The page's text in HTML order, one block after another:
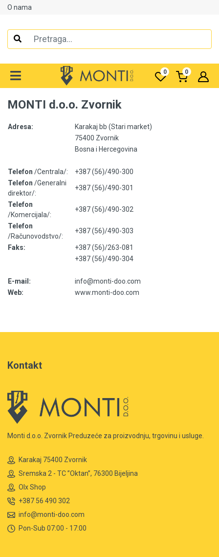
O nama
0 0
Alati
Grijanje i klimatizacija
Mjerno-regulaciona oprema
RASPRODAJA
Tehnička hemija i kućni program
Videonadzor
Vijčana roba
MONTI d.o.o. Zvornik
Adresa:
Karakaj bb (Stari market)
75400 Zvornik
Bosna i Hercegovina
Telefon /Centrala/:
+387 (56)/490-300
Telefon /Generalni
direktor/:
+387 (56)/490-301
Telefon
/Komercijala/:
+387 (56)/490-302
Telefon
/Računovodstvo/:
+387 (56)/490-303
Faks:
+387 (56)/263-081
+387 (56)/490-304
E-mail:
info@monti-doo.com
Web:
www.monti-doo.com
Kontakt
Monti d.o.o. Zvornik Preduzeće za proizvodnju, trgovinu i usluge.
Karakaj 75400 Zvornik
Sremska 2 - TC ”Oktan”, 76300 Bijeljina
Olx Shop
+387 56 490 302
info@monti-doo.com
Pon-Sub 07:00 - 17:00